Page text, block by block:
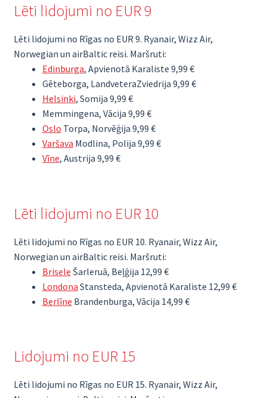
Lēti lidojumi no EUR 9
Lēti lidojumi no Rīgas no EUR 9. Ryanair, Wizz Air,
Norwegian un airBaltic reisi. Maršruti:
Edinburga, Apvienotā Karaliste 9,99 €
Gēteborga, LandveteraZviedrija 9,99 €
Helsinki, Somija 9,99 €
Memmingena, Vācija 9,99 €
Oslo Torpa, Norvēģija 9,99 €
Varšava Modlina, Polija 9,99 €
Vīne, Austrija 9,99 €
Lēti lidojumi no EUR 10
Lēti lidojumi no Rīgas no EUR 10. Ryanair, Wizz Air,
Norwegian un airBaltic reisi. Maršruti:
Brisele Šarleruā, Beļģija 12,99 €
Londona Stansteda, Apvienotā Karaliste 12,99 €
Berlīne Brandenburga, Vācija 14,99 €
Lidojumi no EUR 15
Lēti lidojumi no Rīgas no EUR 15. Ryanair, Wizz Air,